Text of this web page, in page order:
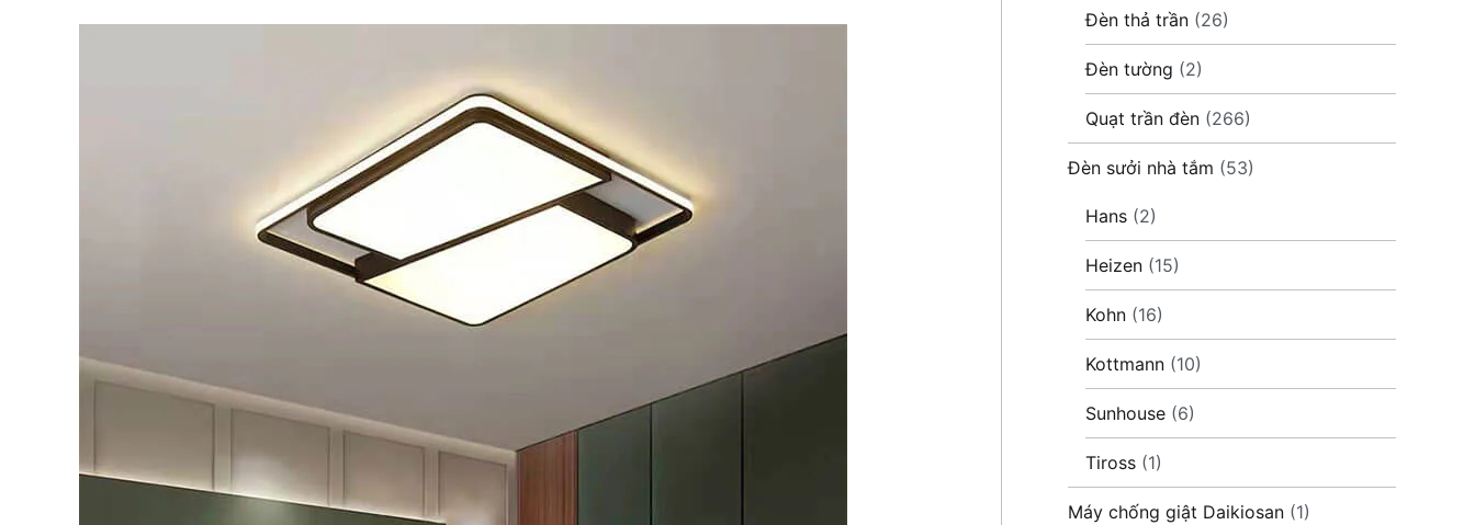
Đèn thả trần (26)
Đèn tường (2)
Quạt trần đèn (266)
Đèn sưởi nhà tắm (53)
Hans (2)
Heizen (15)
Kohn (16)
Kottmann (10)
Sunhouse (6)
Tiross (1)
Máy chống giật Daikiosan (1)